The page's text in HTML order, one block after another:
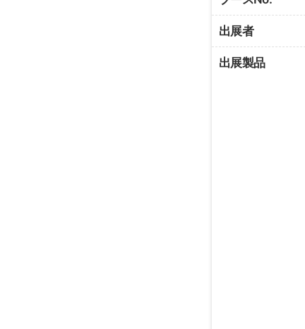
出展者
出展製品